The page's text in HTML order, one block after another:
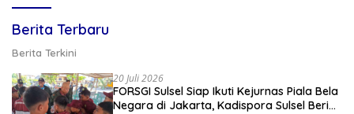
Berita Terbaru
Berita Terkini
20 Juli 2026
FORSGI Sulsel Siap Ikuti Kejurnas Piala Bela
Negara di Jakarta, Kadispora Sulsel Beri